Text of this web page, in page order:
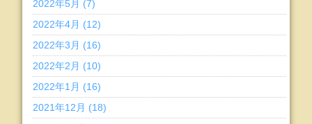
2022年5月 (7)
2022年4月 (12)
2022年3月 (16)
2022年2月 (10)
2022年1月 (16)
2021年12月 (18)